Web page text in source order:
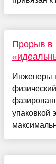
Прорыв в
Инженеры
упаковкой